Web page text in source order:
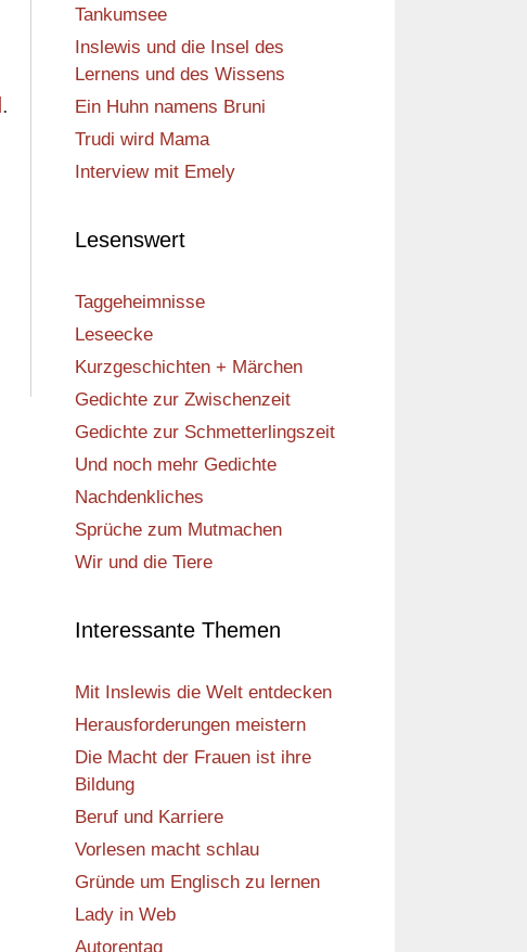
.
Tankumsee
Inslewis und die Insel des
Lernens und des Wissens
Ein Huhn namens Bruni
Trudi wird Mama
Interview mit Emely
Lesenswert
Taggeheimnisse
Leseecke
Kurzgeschichten + Märchen
Gedichte zur Zwischenzeit
Gedichte zur Schmetterlingszeit
Und noch mehr Gedichte
Nachdenkliches
Sprüche zum Mutmachen
Wir und die Tiere
Interessante Themen
Mit Inslewis die Welt entdecken
Herausforderungen meistern
Die Macht der Frauen ist ihre
Bildung
Beruf und Karriere
Vorlesen macht schlau
Gründe um Englisch zu lernen
Lady in Web
Autorentag